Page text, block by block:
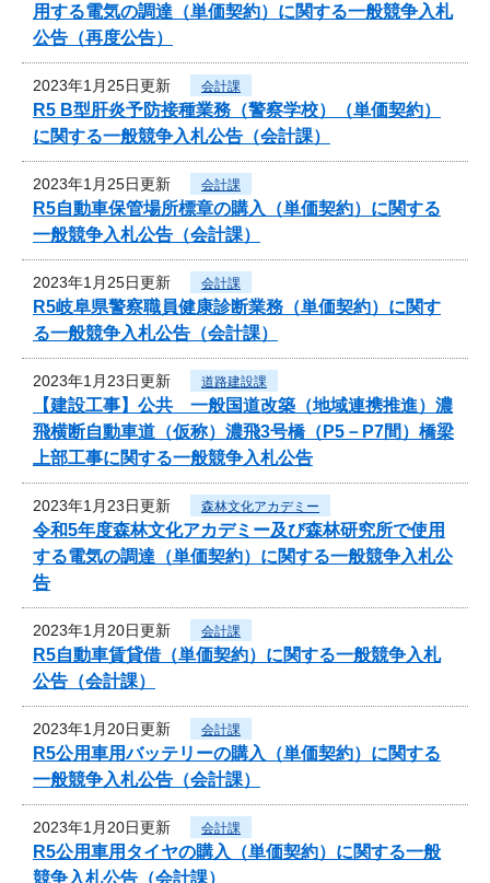
用する電気の調達（単価契約）に関する一般競争入札
公告（再度公告）
2023年1月25日更新 会計課
R5 B型肝炎予防接種業務（警察学校）（単価契約）
に関する一般競争入札公告（会計課）
2023年1月25日更新 会計課
R5自動車保管場所標章の購入（単価契約）に関する
一般競争入札公告（会計課）
2023年1月25日更新 会計課
R5岐阜県警察職員健康診断業務（単価契約）に関す
る一般競争入札公告（会計課）
2023年1月23日更新 道路建設課
【建設工事】公共 一般国道改築（地域連携推進）濃
飛横断自動車道（仮称）濃飛3号橋（P5－P7間）橋梁
上部工事に関する一般競争入札公告
2023年1月23日更新 森林文化アカデミー
令和5年度森林文化アカデミー及び森林研究所で使用
する電気の調達（単価契約）に関する一般競争入札公
告
2023年1月20日更新 会計課
R5自動車賃貸借（単価契約）に関する一般競争入札
公告（会計課）
2023年1月20日更新 会計課
R5公用車用バッテリーの購入（単価契約）に関する
一般競争入札公告（会計課）
2023年1月20日更新 会計課
R5公用車用タイヤの購入（単価契約）に関する一般
競争入札公告（会計課）